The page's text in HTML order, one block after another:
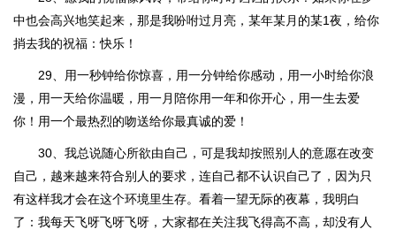
中也会高兴地笑起来，那是我吩咐过月亮，某年某月的某1夜，给你
捎去我的祝福：快乐！
29、用一秒钟给你惊喜，用一分钟给你感动，用一小时给你浪
漫，用一天给你温暖，用一月陪你用一年和你开心，用一生去爱
你！用一个最热烈的吻送给你最真诚的爱！
30、我总说随心所欲由自己，可是我却按照别人的意愿在改变
自己，越来越来符合别人的要求，连自己都不认识自己了，因为只
有这样我才会在这个环境里生存。看着一望无际的夜幕，我明白
了：我每天飞呀飞呀飞呀，大家都在关注我飞得高不高，却没有人